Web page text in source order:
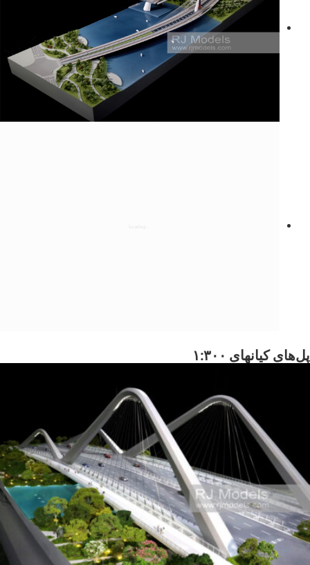
پل‌های کیانهای ۱:۳۰۰